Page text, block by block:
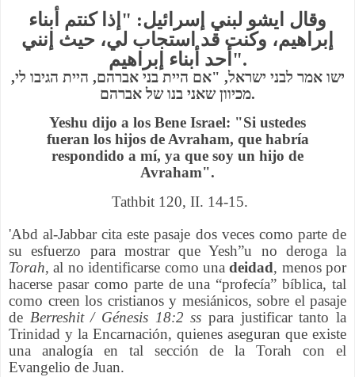
وقال ايشو لبني إسرائيل: "إذا كنتم أبناء
إبراهيم، وكنت قد استجاب لي، حيث إنني
أحد أبناء إبراهيم".
ישו אמר לבני ישראל, "אם היית בני אברהם, היית הגיבו לי,
מכיוון שאני בנו של אברהם.
Yeshu dijo a los Bene Israel: "Si ustedes
fueran los hijos de Avraham, que habría
respondido a mí, ya que soy un hijo de
Avraham".
Tathbit 120, II. 14-15.
'Abd al-Jabbar cita este pasaje dos veces como parte de
su esfuerzo para mostrar que Yesh”u no deroga la
Torah, al no identificarse como unadeidad, menos por
hacerse pasar como parte de una “profecía” bíblica, tal
como creen los cristianos y mesiánicos, sobre el pasaje
de Berreshit / Génesis 18:2 sspara justificar tanto la
Trinidad y la Encarnación, quienes aseguran que existe
una analogía en tal sección de la Torah con el
Evangelio de Juan.